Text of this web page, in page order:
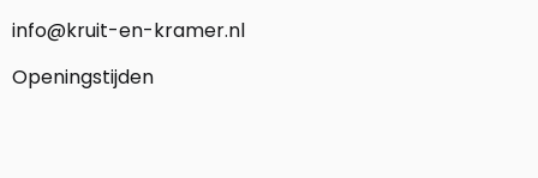
info@kruit-en-kramer.nl
Openingstijden